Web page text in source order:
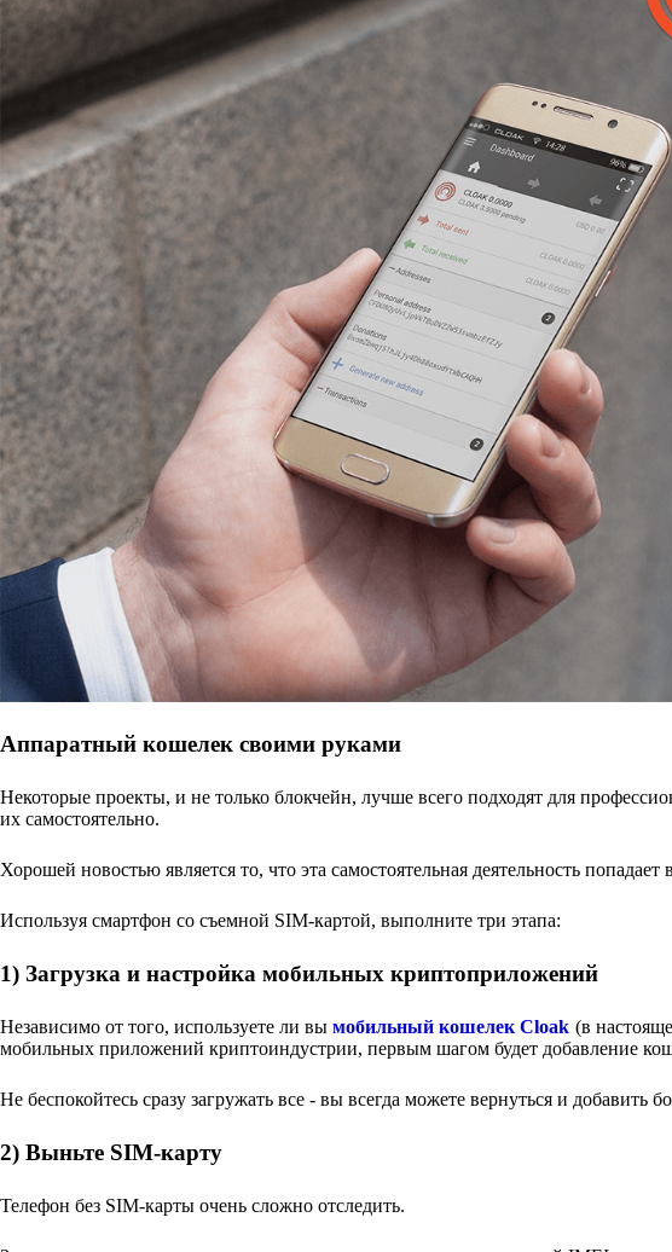
Аппаратный кошелек своими руками
Некоторые проекты, и не только блокчейн, лучше всего подходят для
их самостоятельно.
Хорошей новостью является то, что эта самостоятельная деятельность
Используя смартфон со съемной SIM-картой, выполните три этапа:
1) Загрузка и настройка мобильных криптоприложений
Независимо от того, используете ли вы мобильный кошелек Cloak (в
мобильных приложений криптоиндустрии, первым шагом будет добавление
Не беспокойтесь сразу загружать все - вы всегда можете вернуться и добавить
2) Выньте SIM-карту
Телефон без SIM-карты очень сложно отследить.